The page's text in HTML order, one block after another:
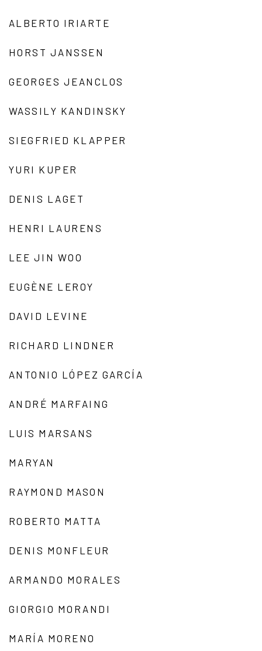
ALBERTO IRIARTE
HORST JANSSEN
GEORGES JEANCLOS
WASSILY KANDINSKY
SIEGFRIED KLAPPER
YURI KUPER
DENIS LAGET
HENRI LAURENS
LEE JIN WOO
EUGÈNE LEROY
DAVID LEVINE
RICHARD LINDNER
ANTONIO LÓPEZ GARCÍA
ANDRÉ MARFAING
LUIS MARSANS
MARYAN
RAYMOND MASON
ROBERTO MATTA
DENIS MONFLEUR
ARMANDO MORALES
GIORGIO MORANDI
MARÍA MORENO